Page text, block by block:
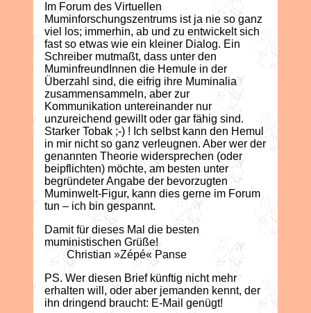
Im Forum des Virtuellen
Muminforschungszentrums ist ja nie so ganz
viel los; immerhin, ab und zu entwickelt sich
fast so etwas wie ein kleiner Dialog. Ein
Schreiber mutmaßt, dass unter den
MuminfreundInnen die Hemule in der
Überzahl sind, die eifrig ihre Muminalia
zusammensammeln, aber zur
Kommunikation untereinander nur
unzureichend gewillt oder gar fähig sind.
Starker Tobak ;-) ! Ich selbst kann den Hemul
in mir nicht so ganz verleugnen. Aber wer der
genannten Theorie widersprechen (oder
beipflichten) möchte, am besten unter
begründeter Angabe der bevorzugten
Muminwelt-Figur, kann dies gerne im Forum
tun – ich bin gespannt.
Damit für dieses Mal die besten
muministischen Grüße!
Christian »Zépé« Panse
PS. Wer diesen Brief künftig nicht mehr
erhalten will, oder aber jemanden kennt, der
ihn dringend braucht: E-Mail genügt!